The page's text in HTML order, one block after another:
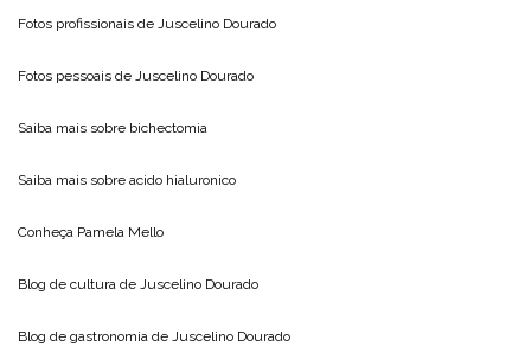
Fotos profissionais de Juscelino Dourado
Fotos pessoais de Juscelino Dourado
Saiba mais sobre bichectomia
Saiba mais sobre acido hialuronico
Conheça Pamela Mello
Blog de cultura de Juscelino Dourado
Blog de gastronomia de Juscelino Dourado